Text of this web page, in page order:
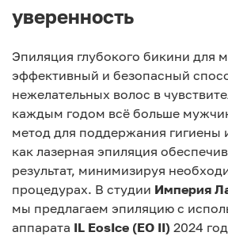
уверенность
Эпиляция глубокого бикини для
эффективный и безопасный
нежелательных волос в
каждым годом всё больше
метод для поддержания гигиены
как лазерная эпиляция
результат, минимизируя
процедурах. В студии Империя
мы предлагаем эпиляцию с
аппарата IL EosIce (EO II) 2024